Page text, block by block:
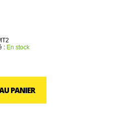
: En stock
PANIER